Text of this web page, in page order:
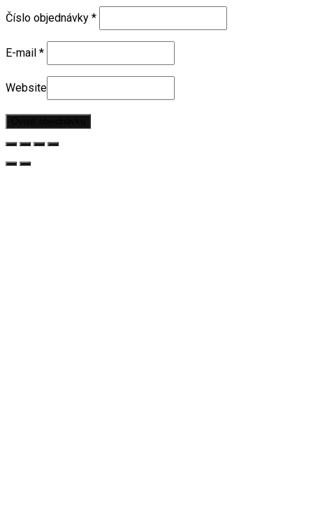
Číslo objednávky *
E-mail *
Website